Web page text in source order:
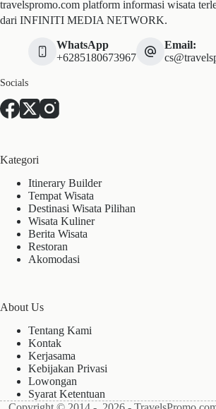
travelspromo.com platform informasi wisata
dari INFINITI MEDIA NETWORK.
WhatsApp
+6285180673967
Email:
Socials
Kategori
Itinerary Builder
Tempat Wisata
Destinasi Wisata Pilihan
Wisata Kuliner
Berita Wisata
Restoran
Akomodasi
About Us
Tentang Kami
Kontak
Kerjasama
Kebijakan Privasi
Lowongan
Syarat Ketentuan